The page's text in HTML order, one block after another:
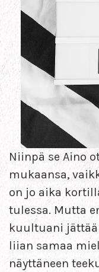
Niinpä se Aino
mukaansa,
on jo aika
tulessa. Mutta
kuultuani jättää
liian samaa
näyttäneen